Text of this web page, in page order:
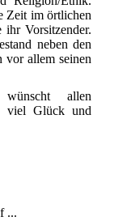
Zeit im örtlichen
ihr Vorsitzender.
neben den
vor allem seinen
wünscht allen
viel Glück und
...